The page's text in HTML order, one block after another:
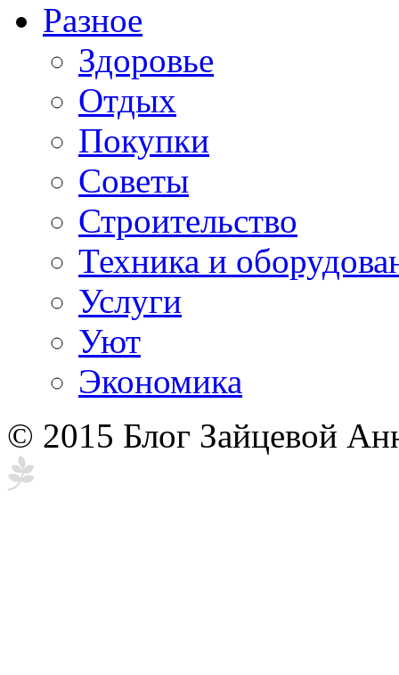
Разное
Здоровье
Отдых
Покупки
Советы
Строительство
Техника и
Услуги
Уют
Экономика
© 2015 Блог Зайцевой